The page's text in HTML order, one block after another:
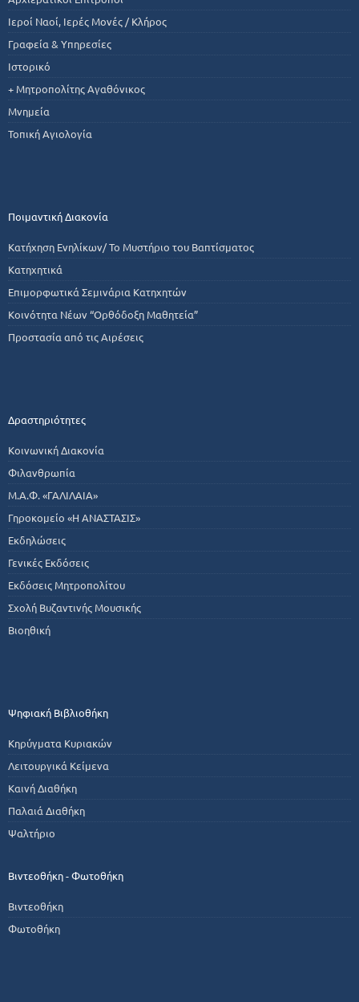
Ιεροί Ναοί, Ιερές Μονές / Κλήρος
Γραφεία & Υπηρεσίες
Ιστορικό
+ Μητροπολίτης Αγαθόνικος
Μνημεία
Τοπική Αγιολογία
Ποιμαντική Διακονία
Κατήχηση Ενηλίκων/ Το Μυστήριο του Βαπτίσματος
Κατηχητικά
Επιμορφωτικά Σεμινάρια Κατηχητών
Κοινότητα Νέων “Ορθόδοξη Μαθητεία”
Προστασία από τις Αιρέσεις
Δραστηριότητες
Κοινωνική Διακονία
Φιλανθρωπία
Μ.Α.Φ. «ΓΑΛΙΛΑΙΑ»
Γηροκομείο «Η ΑΝΑΣΤΑΣΙΣ»
Εκδηλώσεις
Γενικές Εκδόσεις
Εκδόσεις Μητροπολίτου
Σχολή Βυζαντινής Μουσικής
Βιοηθική
Ψηφιακή Βιβλιοθήκη
Κηρύγματα Κυριακών
Λειτουργικά Κείμενα
Καινή Διαθήκη
Παλαιά Διαθήκη
Ψαλτήριο
Βιντεοθήκη - Φωτοθήκη
Βιντεοθήκη
Φωτοθήκη